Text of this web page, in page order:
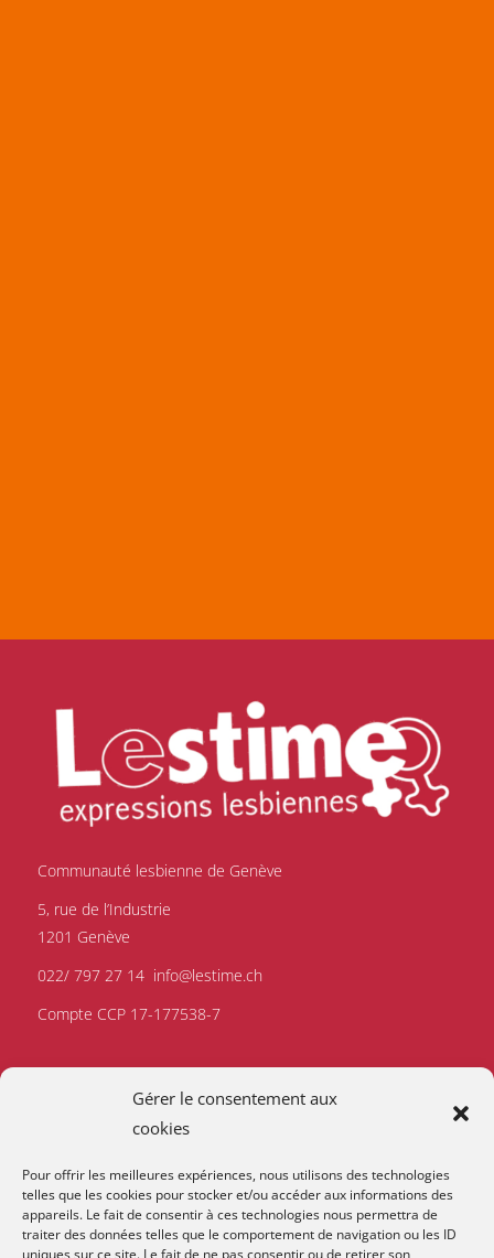
Gérer le consentement aux
cookies
Pour offrir les meilleures expériences, nous utilisons des technologies
telles que les cookies pour stocker et/ou accéder aux informations des
appareils. Le fait de consentir à ces technologies nous permettra de
traiter des données telles que le comportement de navigation ou les ID
uniques sur ce site. Le fait de ne pas consentir ou de retirer son
Communauté lesbienne de Genève
5, rue de l’Industrie
1201 Genève
022/ 797 27 14 info@lestime.ch
Compte CCP 17-177538-7